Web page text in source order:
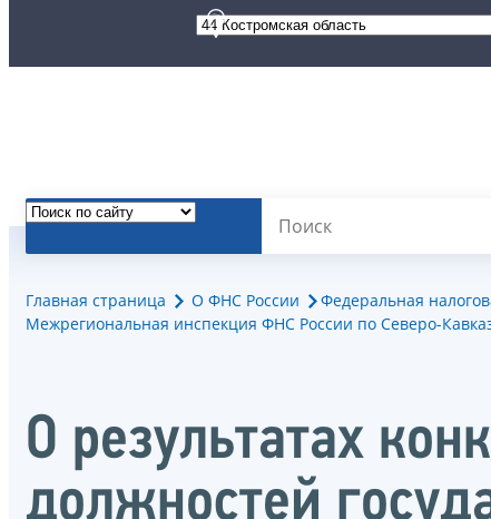
Главная страница О ФНС России Федеральная
Межрегиональная инспекция ФНС России по Северо-
О результатах
должностей